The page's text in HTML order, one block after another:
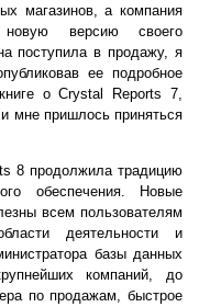
магазинов, а компания
версию своего
поступила в продажу, я
ее подробное
о Crystal Reports 7,
мне пришлось приняться
8 продолжила традицию
обеспечения. Новые
всем пользователям
деятельности и
базы данных
компаний, до
по продажам, быстрое